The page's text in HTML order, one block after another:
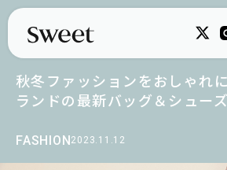
FASHION2023.11.12
秋冬ファッションをおしゃれ
ランドの最新バッグ＆シューズ